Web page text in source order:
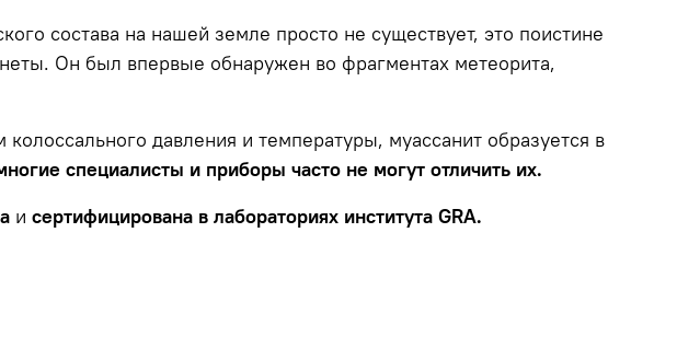
состава на нашей земле просто не существует, это поистине
Он был впервые обнаружен во фрагментах метеорита,
давления и температуры, муассанит образуется в
специалисты и приборы часто не могут отличить их.
и сертифицирована в лабораториях института GRA.